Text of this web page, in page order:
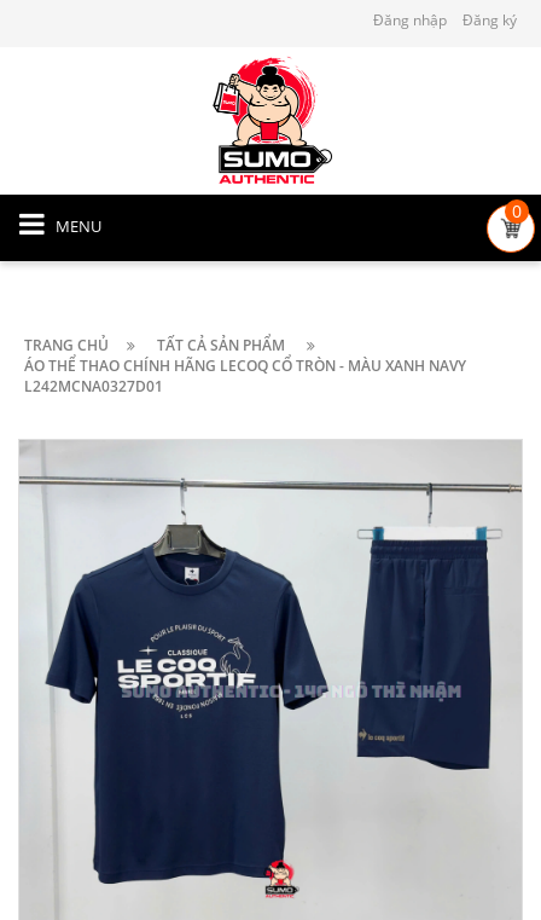
Đăng nhập Đăng ký
MENU
0
TRANG CHỦ
TẤT CẢ SẢN PHẨM
ÁO THỂ THAO CHÍNH HÃNG LECOQ CỔ TRÒN - MÀU XANH NAVY
L242MCNA0327D01